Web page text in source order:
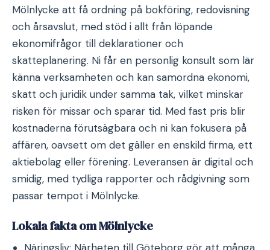
Mölnlycke att få ordning på bokföring, redovisning
och årsavslut, med stöd i allt från löpande
ekonomifrågor till deklarationer och
skatteplanering. Ni får en personlig konsult som lär
känna verksamheten och kan samordna ekonomi,
skatt och juridik under samma tak, vilket minskar
risken för missar och sparar tid. Med fast pris blir
kostnaderna förutsägbara och ni kan fokusera på
affären, oavsett om det gäller en enskild firma, ett
aktiebolag eller förening. Leveransen är digital och
smidig, med tydliga rapporter och rådgivning som
passar tempot i Mölnlycke.
Lokala fakta om Mölnlycke